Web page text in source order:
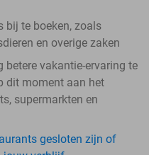
bij te boeken, zoals
en overige zaken
betere vakantie-ervaring te
dit moment aan het
supermarkten en
gesloten zijn of